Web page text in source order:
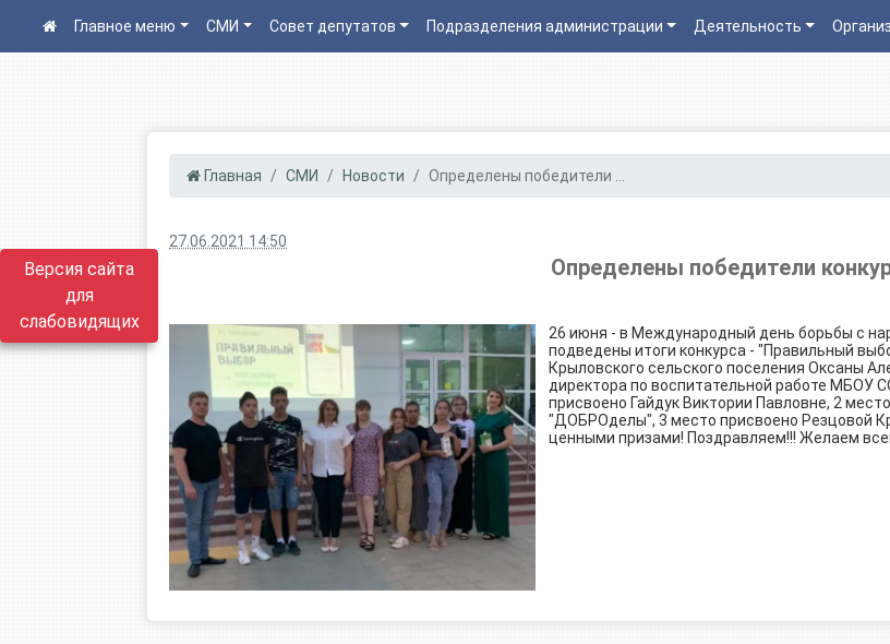
Версия сайта
для
слабовидящих
Главное меню СМИ Совет депутатов Подразделения администрации Деятельность
Главная СМИ Новости Определены победители ...
27.06.2021 14:50
Определены победители
26 июня - в Международный день борьбы с
подведены итоги конкурса - "Правильный
Крыловского сельского поселения Оксаны
директора по воспитательной работе
присвоено Гайдук Виктории Павловне, 2
"ДОБРОделы", 3 место присвоено Резцовой
ценными призами! Поздравляем!!! Желаем